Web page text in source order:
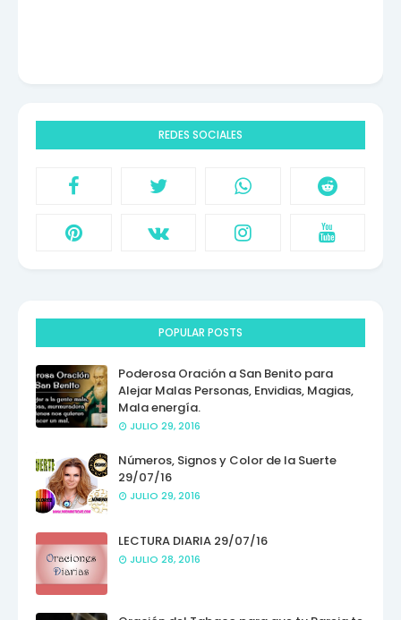
REDES SOCIALES
POPULAR POSTS
Poderosa Oración a San Benito para
Alejar Malas Personas, Envidias, Magias,
Mala energía.
JULIO 29, 2016
Números, Signos y Color de la Suerte
29/07/16
JULIO 29, 2016
LECTURA DIARIA 29/07/16
JULIO 28, 2016